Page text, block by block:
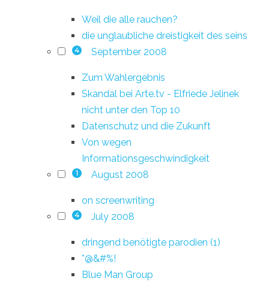
Weil die alle rauchen?
die unglaubliche dreistigkeit des seins
4 September 2008
Zum Wahlergebnis
Skandal bei Arte.tv - Elfriede Jelinek
nicht unter den Top 10
Datenschutz und die Zukunft
Von wegen
Informationsgeschwindigkeit
1 August 2008
on screenwriting
4 July 2008
dringend benötigte parodien (1)
*@&#%!
Blue Man Group